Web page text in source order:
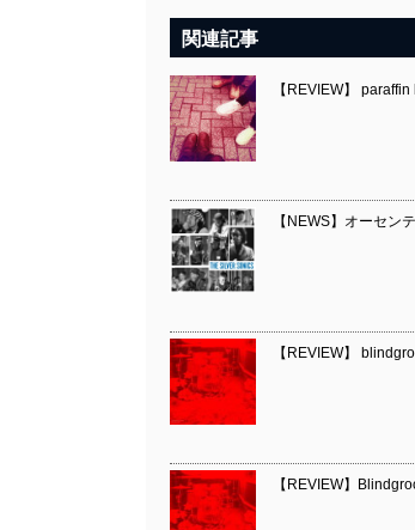
関連記事
【REVIEW】
【NEWS】オーセ
【REVIEW】
【REVIEW】